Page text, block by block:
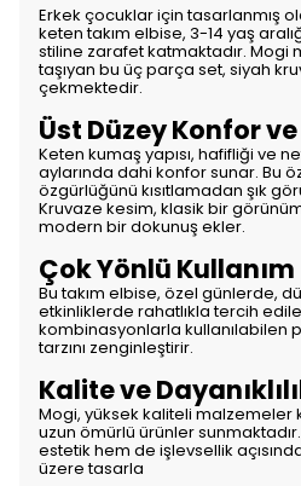
Erkek çocuklar için tasarlanmış
keten takım elbise, 3-14 yaş
stiline zarafet katmaktadır. Mogi
taşıyan bu üç parça set, siyah
çekmektedir.
Üst Düzey Konfor ve
Keten kumaş yapısı, hafifliği ve
aylarında dahi konfor sunar. Bu
özgürlüğünü kısıtlamadan şık
Kruvaze kesim, klasik bir
modern bir dokunuş ekler.
Çok Yönlü Kullanım
Bu takım elbise, özel günlerde,
etkinliklerde rahatlıkla tercih
kombinasyonlarla kullanılabilen
tarzını zenginleştirir.
Kalite ve
Mogi, yüksek kaliteli malzemeler
uzun ömürlü ürünler
estetik hem de işlevsellik
üzere tasarla